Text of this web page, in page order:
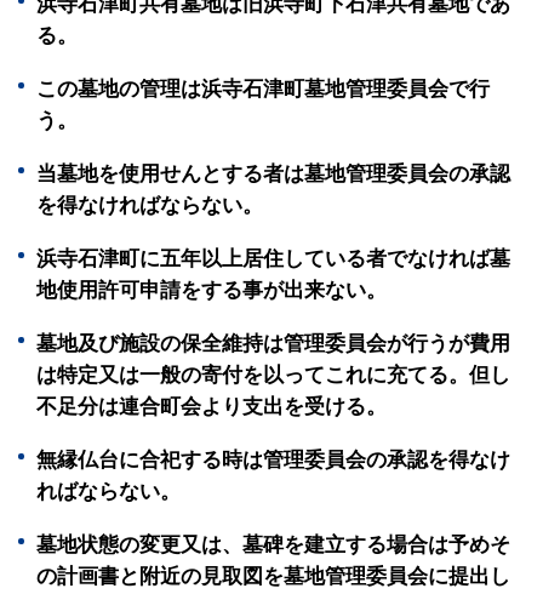
る。
この墓地の管理は浜寺石津町墓地管理委員会で行
う。
当墓地を使用せんとする者は墓地管理委員会の承認
を得なければならない。
浜寺石津町に五年以上居住している者でなければ墓
地使用許可申請をする事が出来ない。
墓地及び施設の保全維持は管理委員会が行うが費用
は特定又は一般の寄付を以ってこれに充てる。但し
不足分は連合町会より支出を受ける。
無縁仏台に合祀する時は管理委員会の承認を得なけ
ればならない。
墓地状態の変更又は、墓碑を建立する場合は予めそ
の計画書と附近の見取図を墓地管理委員会に提出し